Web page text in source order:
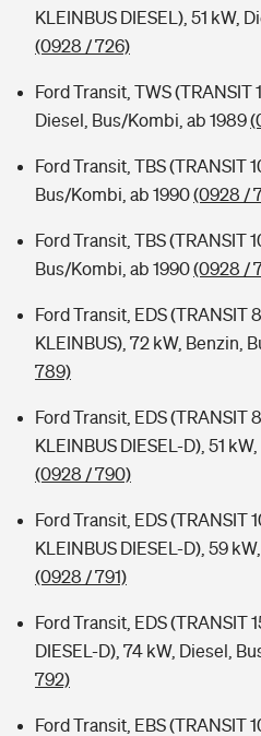
KLEINBUS DIESEL), 51 kW,
(0928 / 726)
Ford Transit, TWS (TRANSIT
Diesel, Bus/Kombi, ab 1989
Ford Transit, TBS (TRANSIT
Bus/Kombi, ab 1990(0928 /
Ford Transit, TBS (TRANSIT
Bus/Kombi, ab 1990(0928 /
Ford Transit, EDS (TRANSIT
KLEINBUS), 72 kW, Benzin,
789)
Ford Transit, EDS (TRANSIT
KLEINBUS DIESEL-D), 51
(0928 / 790)
Ford Transit, EDS (TRANSIT
KLEINBUS DIESEL-D), 59
(0928 / 791)
Ford Transit, EDS (TRANSIT
DIESEL-D), 74 kW, Diesel,
792)
Ford Transit, EBS (TRANSIT